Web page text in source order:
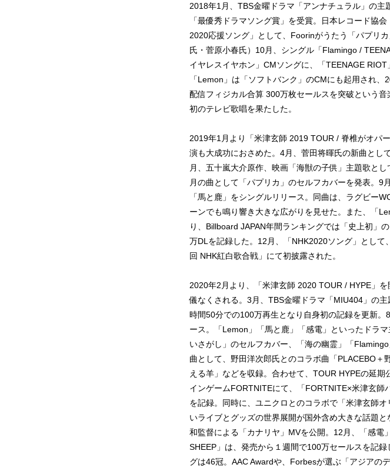
2018年1月、TBS金曜ドラマ「アンナチュラル」の
「最優秀ドラマソング賞」を受賞。日本レコード協
2020応援ソング」として、Foorinがうたう「パプリ
氏・菅原小春氏）10月、シングル「Flamingo /
イヤレスイヤホン」CMソングに、「TEENAGE
「Lemon」は「ソフトバンク」のCMにも起用され
配信フィジカル合算 300万枚セールスを突破という
初のテレビ歌唱を果たした。
2019年1月より「米津玄師 2019 TOUR / 脊椎がオパ
演も大成功におさめた。4月、菅田将暉氏の新曲とし
月、五十嵐大介原作、映画「海獣の子供」主題歌と
月の曲として「パプリカ」のセルフカバーを発表。
「馬と鹿」をシングルリリース。同曲は、ラグビー
ーンでも鳴り響き大きな広がりを見せた。また、「
り、Billboard JAPAN年間ランキングでは「史上初」
万DLを記録した。12月、「NHK2020ソング」とし
回 NHK紅白歌合戦」にて初披露された。
2020年2月より、「米津玄師 2020 TOUR / HYPE」
儀なくされる。3月、TBS金曜ドラマ「MIU404」の
時間50分での100万再生となり自身初の記録を更新
ース。「Lemon」「馬と鹿」「感電」といったドラ
いさがし」のセルフカバー、「海の幽霊」「
曲として、野田洋次郎氏とのコラボ曲「PLACEBO
える羊」などを収録。合わせて、TOUR HYPEの延
インゲームFORTNITEにて、「FORTNITE×米津玄
を記録。同時に、ユニクロとのコラボで「米津玄師
いライブとグッズの世界展開が国外含め大きな話題
和監督による「カナリヤ」MVを公開。12月、「感電
SHEEP」は、発売から１週間で100万セールスを記
グは46冠。AAC Awardや、Forbesが選ぶ「アジアの